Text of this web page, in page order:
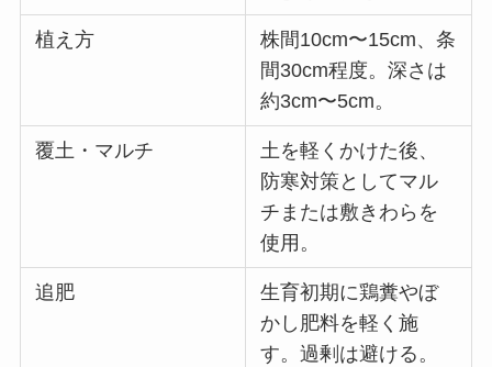
植え方
株間10cm〜15cm、条
間30cm程度。深さは
約3cm〜5cm。
覆土・マルチ
土を軽くかけた後、
防寒対策としてマル
チまたは敷きわらを
使用。
追肥
生育初期に鶏糞やぼ
かし肥料を軽く施
す。過剰は避ける。